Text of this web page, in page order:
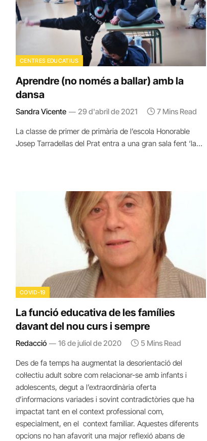
CENTRES EDUCATIUS
Aprendre (no només a ballar) amb la
dansa
Sandra Vicente 29 d'abril de 2021 7 Mins Read
La classe de primer de primària de l’escola Honorable
Josep Tarradellas del Prat entra a una gran sala fent ‘la…
COVID-19
La funció educativa de les famílies
davant del nou curs i sempre
Redacció 16 de juliol de 2020 5 Mins Read
Des de fa temps ha augmentat la desorientació del
col·lectiu adult sobre com relacionar-se amb infants i
adolescents, degut a l’extraordinària oferta
d’informacions variades i sovint contradictòries que ha
impactat tant en el context professional com,
especialment, en el context familiar. Aquestes diferents
opcions no han afavorit una major reflexió abans de